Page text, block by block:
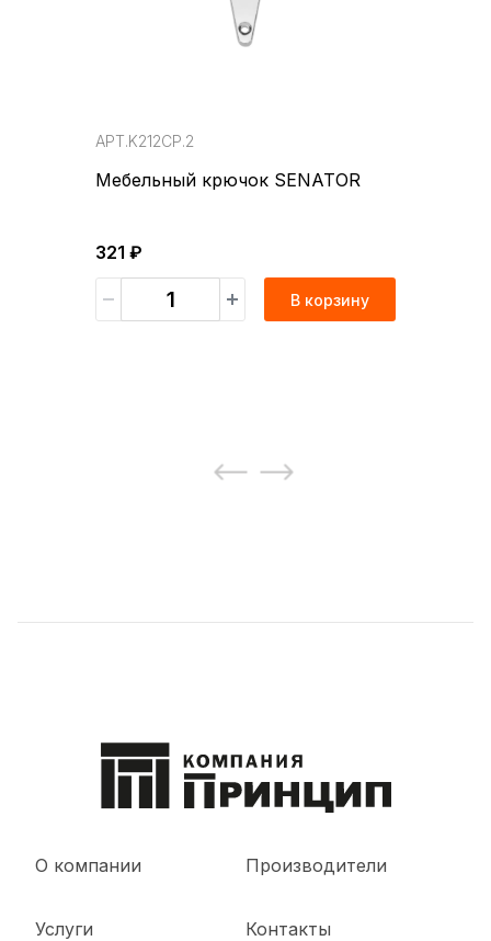
АРТ.K212CP.2
Мебельный крючок SENATOR
321 ₽
В корзину
О компании
Услуги
Производители
Контакты